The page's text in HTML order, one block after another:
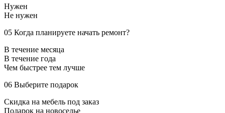
Нужен
Не нужен
05 Когда планируете начать ремонт?
В течение месяца
В течение года
Чем быстрее тем лучше
06 Выберите подарок
Скидка на мебель под заказ
Подарок на новоселье